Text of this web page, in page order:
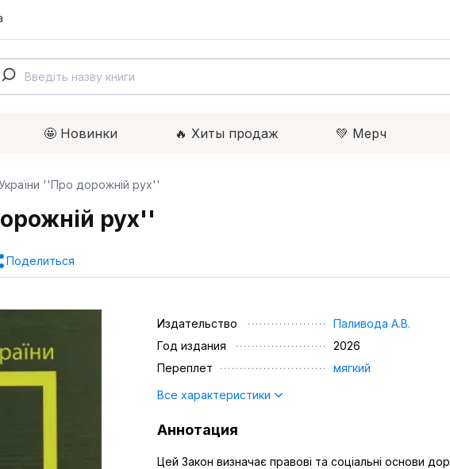
🤩 Новинки 🔥 Xиты продаж 💚 Мерч
''Про дорожній рух''
рух''
Поделиться
Издательство
Паливода А.В.
Год издания
2026
Переплет
мягкий
Все характеристики
Аннотация
Цей Закон визначає правові та соціальні основи